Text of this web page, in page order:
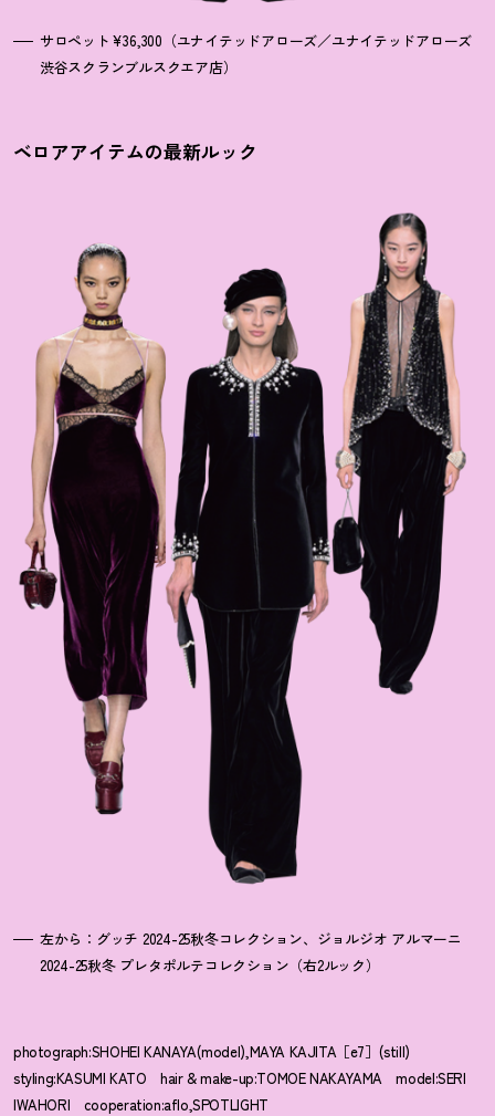
サロペット¥36,300（ユナイテッドアローズ／ユナイテッドアローズ
渋谷スクランブルスクエア店）
ベロアアイテムの最新ルック
左から：グッチ 2024-25秋冬コレクション、ジョルジオ アルマーニ
2024-25秋冬 プレタポルテコレクション（右2ルック）
photograph:SHOHEI KANAYA(model),MAYA KAJITA［e7］(still)
styling:KASUMI KATO hair & make-up:TOMOE NAKAYAMA model:SERI
IWAHORI cooperation:aflo,SPOTLIGHT